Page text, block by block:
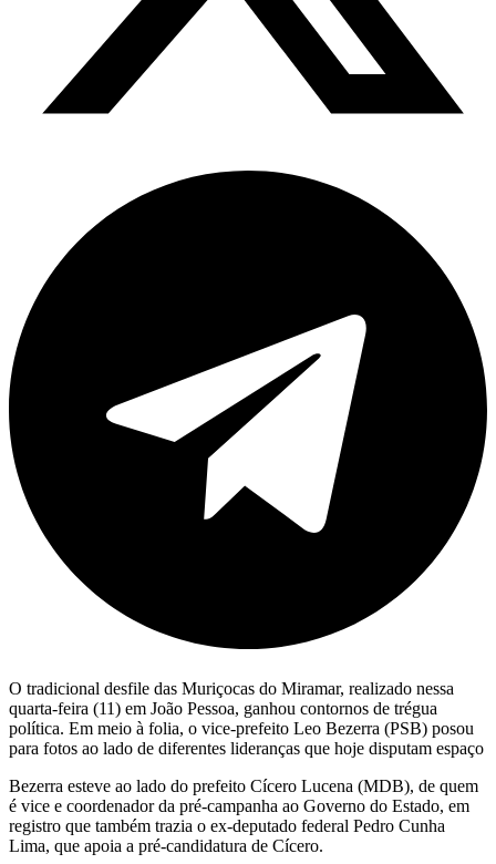
O tradicional desfile das Muriçocas do Miramar, realizado nessa
quarta-feira (11) em João Pessoa, ganhou contornos de trégua
política. Em meio à folia, o vice-prefeito Leo Bezerra (PSB) posou
para fotos ao lado de diferentes lideranças que hoje disputam espaço
Bezerra esteve ao lado do prefeito Cícero Lucena (MDB), de quem
é vice e coordenador da pré-campanha ao Governo do Estado, em
registro que também trazia o ex-deputado federal Pedro Cunha
Lima, que apoia a pré-candidatura de Cícero.